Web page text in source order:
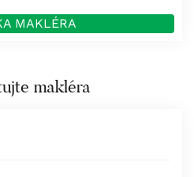
MAKLÉRA
makléra